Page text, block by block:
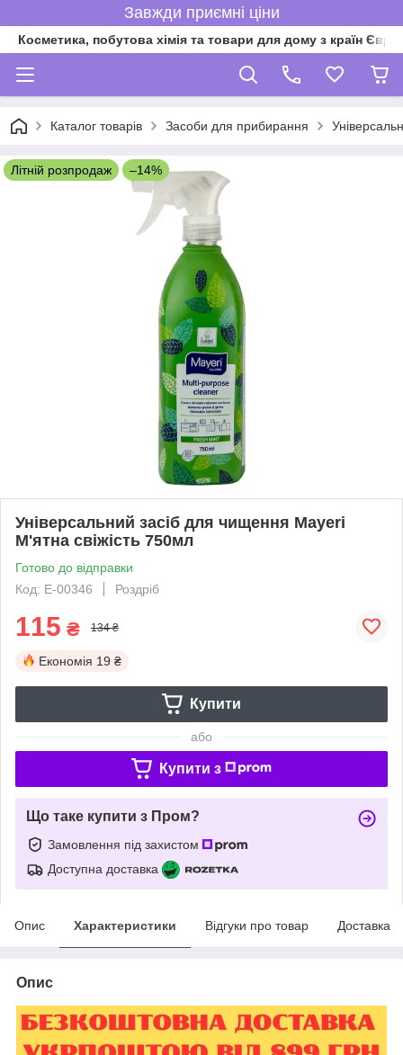
Завжди приємні ціни
Косметика, побутова хімія та товари для дому з країн
Каталог товарів Засоби для прибирання
Літній розпродаж –14%
Універсальний засіб для чищення Mayeri
М'ятна свіжість 750мл
Готово до відправки
Код: E-00346
Роздріб
115 ₴ 134 ₴
Економія 19 ₴
Купити
або
Купити з
Що таке купити з Пром?
Замовлення під захистом
Доступна доставка
Опис Характеристики Відгуки про товар Доставка
Опис